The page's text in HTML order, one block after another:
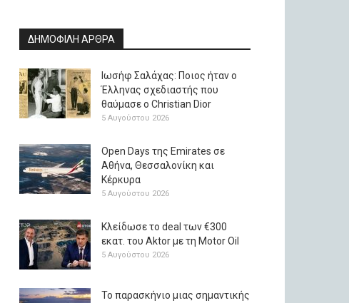
ΔΗΜΟΦΙΛΗ ΑΡΘΡΑ
Ιωσήφ Σαλάχας: Ποιος ήταν ο
Έλληνας σχεδιαστής που
θαύμασε ο Christian Dior
5 Αυγούστου 2026
Open Days της Emirates σε
Αθήνα, Θεσσαλονίκη και
Κέρκυρα
5 Αυγούστου 2026
Κλείδωσε το deal των €300
εκατ. του Aktor με τη Μotor Oil
5 Αυγούστου 2026
Το παρασκήνιο μιας σημαντικής